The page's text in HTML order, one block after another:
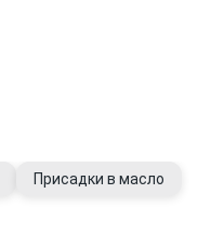
Присадки в масло